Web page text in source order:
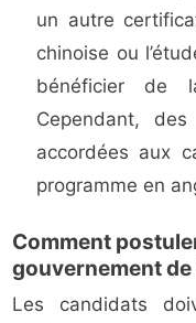
un autre
chinoise ou
bénéficier de
Cependant,
accordées aux
programme en
Comment
gouvernement de
Les candidats